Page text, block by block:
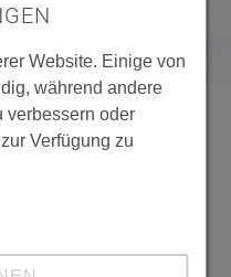
Stunden für
Website. Einige von
während andere
verbessern oder
Verfügung zu